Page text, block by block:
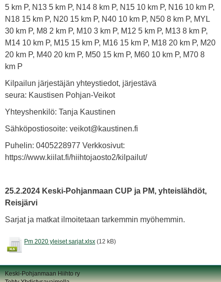
5 km P, N13 5 km P, N14 8 km P, N15 10 km P, N16 10 km P,
N18 15 km P, N20 15 km P, N40 10 km P, N50 8 km P, MYL
30 km P, M8 2 km P, M10 3 km P, M12 5 km P, M13 8 km P,
M14 10 km P, M15 15 km P, M16 15 km P, M18 20 km P, M20
20 km P, M40 20 km P, M50 15 km P, M60 10 km P, M70 8
km P
Kilpailun järjestäjän yhteystiedot, järjestävä
seura: Kaustisen Pohjan-Veikot
Yhteyshenkilö: Tanja Kaustinen
Sähköpostiosoite: veikot@kaustinen.fi
Puhelin: 0405228977 Verkkosivut:
https://www.kiilat.fi/hiihtojaosto2/kilpailut/
25.2.2024 Keski-Pohjanmaan CUP ja PM, yhteislähdöt,
Reisjärvi
Sarjat ja matkat ilmoitetaan tarkemmin myöhemmin.
Pm 2020 yleiset sarjat.xlsx (12 kB)
Keski-Pohjanmaan Hiihto ry